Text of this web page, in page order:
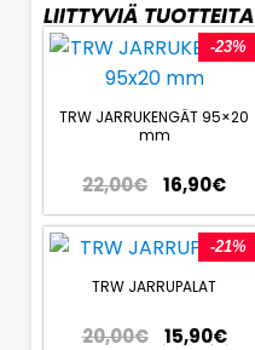
LIITTYVIÄ TUOTTEITA
-23%
TRW JARRUKENGÄT 95×20
mm
22,00€ 16,90€
-21%
TRW JARRUPALAT
20,00€ 15,90€